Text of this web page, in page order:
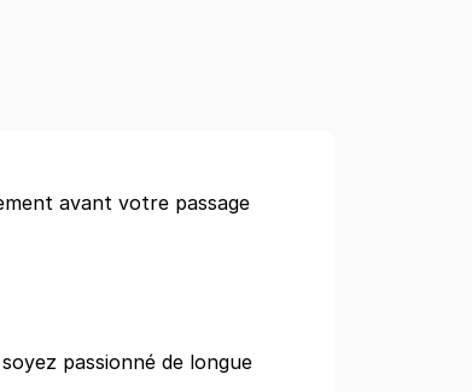
avant votre passage
passionné de longue